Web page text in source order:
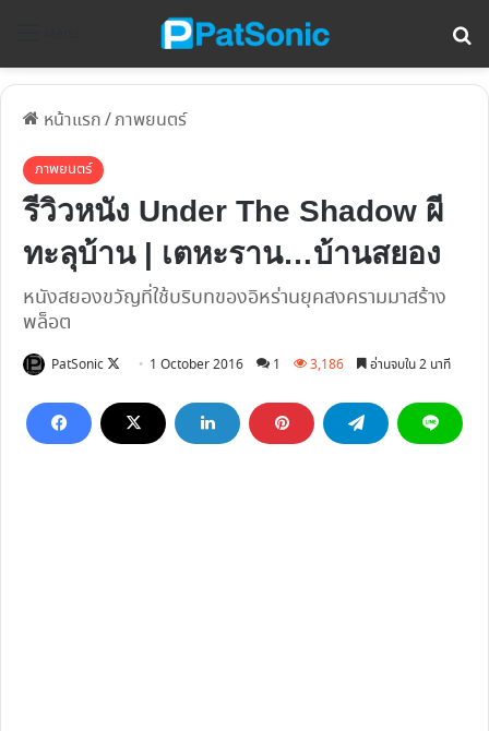
หน้าแรก/ภาพยนตร์
ภาพยนตร์
รีวิวหนัง Under The Shadow ผี
ทะลุบ้าน | เตหะราน…บ้านสยอง
หนังสยองขวัญที่ใช้บริบทของอิหร่านยุคสงครามมาสร้าง
พล็อต
PatSonic
Follow1 October 2016 1 3,186 อ่านจบใน 2 นาที